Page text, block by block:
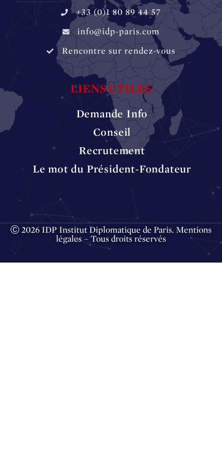
+33 (0)1 80 89 44 57
info@idp-paris.com
Rencontre sur rendez-vous
LIENS UTILES
Demande Info
Conseil
Recrutement
Le mot du Président-Fondateur
Ⓒ 2026 IDP Institut Diplomatique de Paris. Mentions
légales – Tous droits réservés